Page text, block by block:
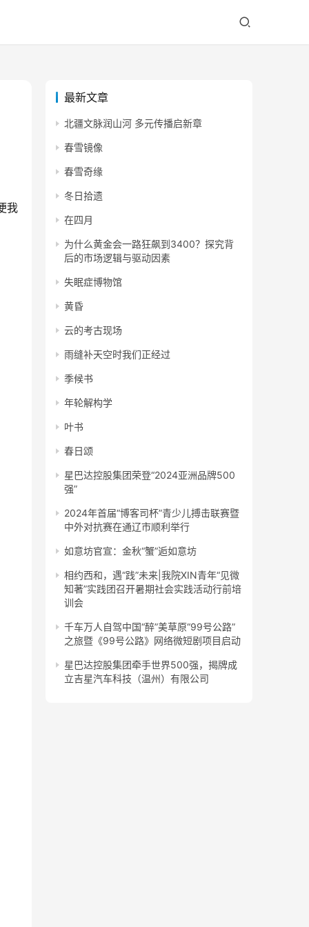
我
最新文章
北疆文脉润山河 多元传播启新章
春雪镜像
春雪奇缘
冬日拾遗
在四月
为什么黄金会一路狂飙到3400？探究背
后的市场逻辑与驱动因素
失眠症博物馆
黄昏
云的考古现场
雨缝补天空时我们正经过
季候书
年轮解构学
叶书
春日颂
星巴达控股集团荣登“2024亚洲品牌500
强”
2024年首届“博客司杯”青少儿搏击联赛暨
中外对抗赛在通辽市顺利举行
如意坊官宣：金秋“蟹”逅如意坊
相约西和，遇“践”未来|我院XIN青年“见微
知著”实践团召开暑期社会实践活动行前培
训会
千车万人自驾中国“醉”美草原“99号公路”
之旅暨《99号公路》网络微短剧项目启动
星巴达控股集团牵手世界500强，揭牌成
立吉星汽车科技（温州）有限公司